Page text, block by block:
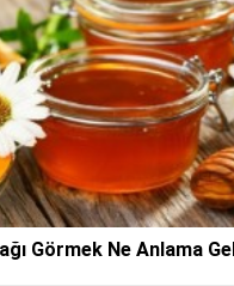
Görmek Ne Anlama